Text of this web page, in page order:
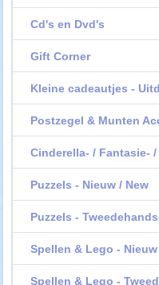
Cd's en Dvd's
Gift Corner
Kleine cadeautjes -
Postzegel & Munten
Cinderella- / Fantasie-
Puzzels - Nieuw / New
Puzzels -
Spellen & Lego - Nieuw
Spellen & Lego -